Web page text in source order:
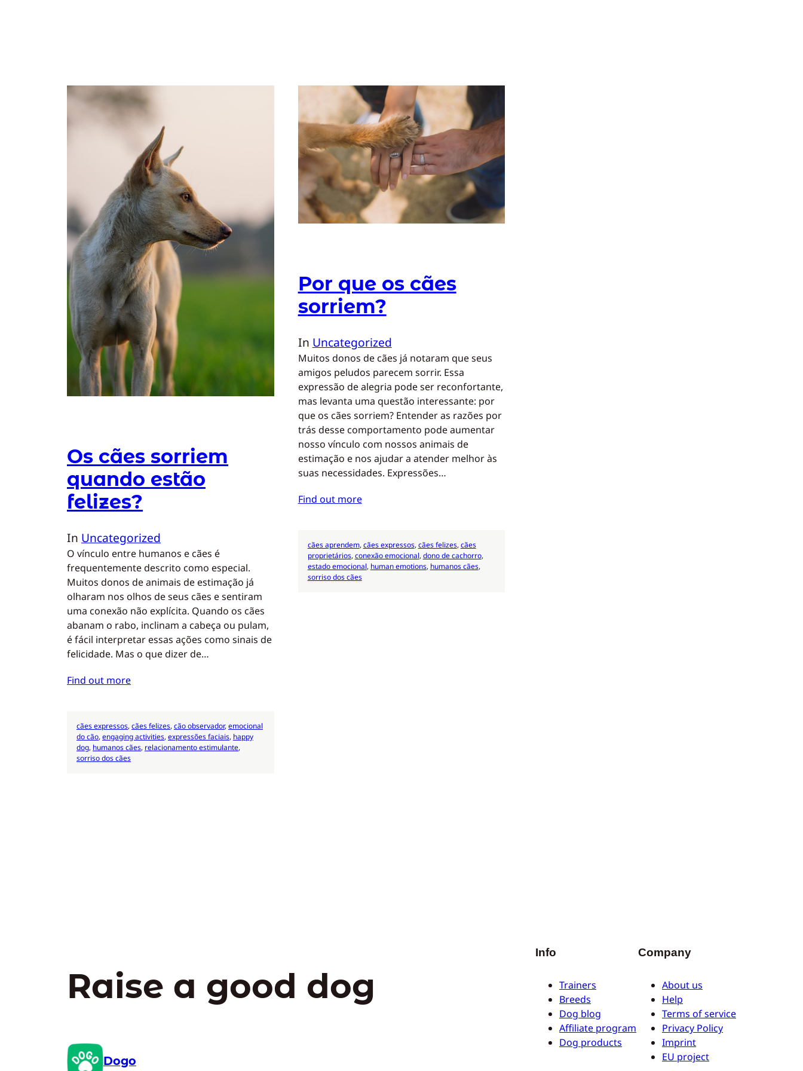
Os cães sorriem
quando estão
felizes?
In Uncategorized
O vínculo entre humanos e cães é
frequentemente descrito como especial.
Muitos donos de animais de estimação já
olharam nos olhos de seus cães e sentiram
uma conexão não explícita. Quando os cães
abanam o rabo, inclinam a cabeça ou pulam,
é fácil interpretar essas ações como sinais de
felicidade. Mas o que dizer de…
Find out more
cães expressos, cães felizes, cão observador, emocional
do cão, engaging activities, expressões faciais, happy
dog, humanos cães, relacionamento estimulante
sorriso dos cães
Por que os cães
sorriem?
In Uncategorized
Muitos donos de cães já notaram que seus
amigos peludos parecem sorrir. Essa
expressão de alegria pode ser reconfortante,
mas levanta uma questão interessante: por
que os cães sorriem? Entender as razões por
trás desse comportamento pode aumentar
nosso vínculo com nossos animais de
estimação e nos ajudar a atender melhor às
suas necessidades. Expressões…
Find out more
cães aprendem, cães expressos, cães felizes, cães
proprietários, conexão emocional, dono de cachorro
estado emocional, human emotions, humanos cães
sorriso dos cães
Raise a good dog
Dogo
Info
Trainers
Breeds
Dog blog
Affiliate program
Dog products
Company
About us
Help
Terms of service
Privacy Policy
Imprint
EU project